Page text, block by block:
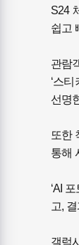
S24
쉽고
관람
‘스
선명
또한
통해
‘AI
고,
갤럭